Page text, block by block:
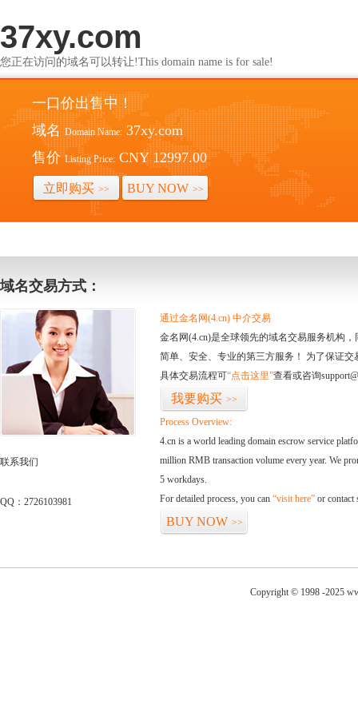
37xy.com
您正在访问的域名可以转让!This domain name is for sale!
一口价出售中！
域名 Domain Name: 37xy.com
售价 Listing Price: CNY 12997.00
立即购买 >> BUY NOW >>
域名交易方式：
联系我们
QQ：2726103981
通过金名网(4.cn) 中介交易
金名网(4.cn)是全球领先的域名交易服务机构
简单、安全、专业的第三方服务！ 为了保证
具体交易流程可“点击这里”查看或咨询
我要购买 >>
Process Overview:
4.cn is a world leading domain escrow service
million RMB transaction volume every year. We
5 workdays.
For detailed process, you can “visit here” or contact
BUY NOW >>
Copyright © 1998 -2025